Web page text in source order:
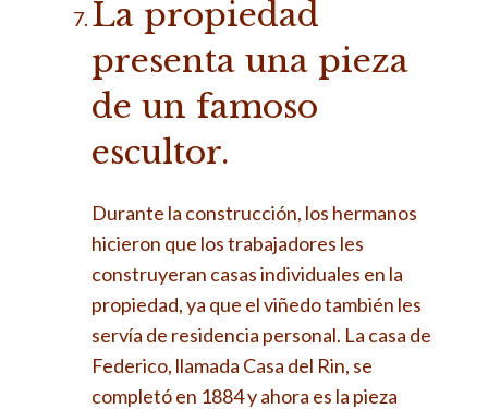
La propiedad
presenta una pieza
de un famoso
escultor.
Durante la construcción, los hermanos
hicieron que los trabajadores les
construyeran casas individuales en la
propiedad, ya que el viñedo también les
servía de residencia personal. La casa de
Federico, llamada Casa del Rin, se
completó en 1884 y ahora es la pieza